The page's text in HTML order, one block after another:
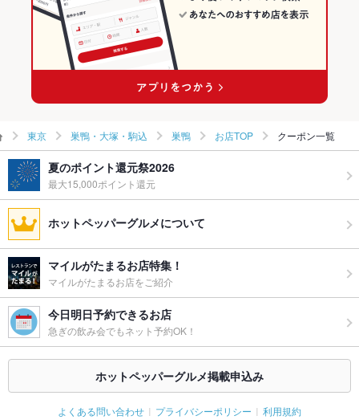
巣鴨駅 × 焼肉・ホルモン
巣鴨駅 × 焼肉
東京 × 焼肉
東京 巣鴨・大塚・駒込 巣鴨 お店TOP クーポン一覧
夏のポイント還元祭2026
最大15,000ポイント還元
ホットペッパーグルメについて
マイルがたまるお店特集！
マイルがたまるお店をご紹介
今日明日予約できるお店
急ぎの飲み会でもネット予約OK！
ホットペッパーグルメ掲載申込み
よくある問い合わせ プライバシーポリシー 利用規約